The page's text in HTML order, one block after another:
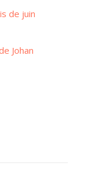
de juin
Johan